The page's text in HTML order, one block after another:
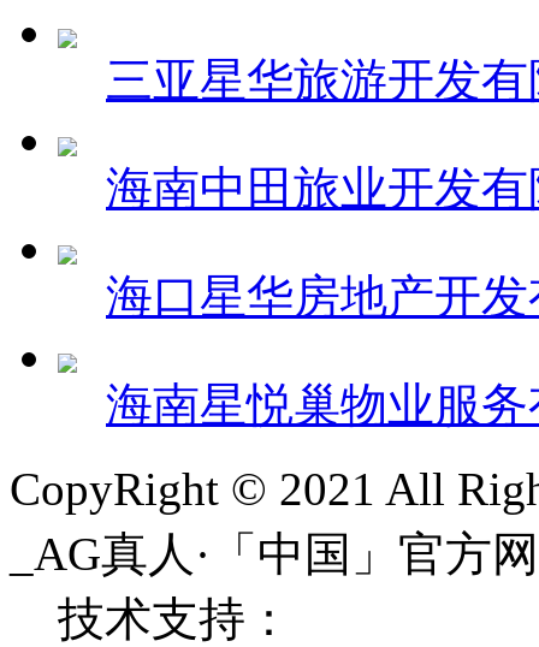
三亚星华旅游开发
海南中田旅业开发
海口星华房地产开
海南星悦巢物业服
CopyRight © 2021 All
_AG真人·「中国」官
技术支持：